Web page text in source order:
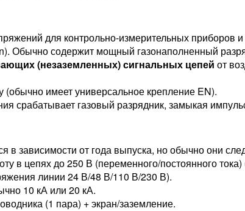
для контрольно-измерительных приборов
Обычно содержит мощный газонаполненный
(незаземленных) сигнальных цепей от
(обычно имеет универсальное крепление EN).
срабатывает газовый разрядник, замыкая
в зависимости от года выпуска, но обычно они
в цепях до 250 В (переменного/постоянного
линии 24 В/48 В/110 В/230 В).
10 кА или 20 кА.
(1 пара) + экран/заземление.